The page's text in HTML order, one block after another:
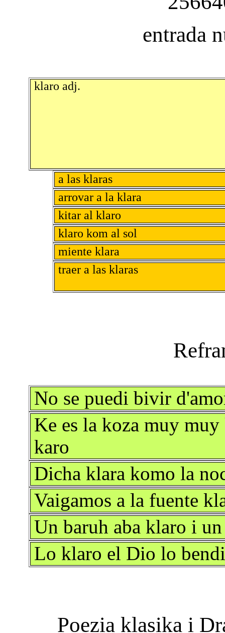
entrada
klaro adj.
a las klaras
arrovar a la klara
kitar al klaro
klaro kom al sol
miente klara
traer a las klaras
No se puedi bivir
Ke es la koza muy
karo
Dicha klara komo la
Vaigamos a la fuente
Un baruh aba klaro i
Lo klaro el Dio lo